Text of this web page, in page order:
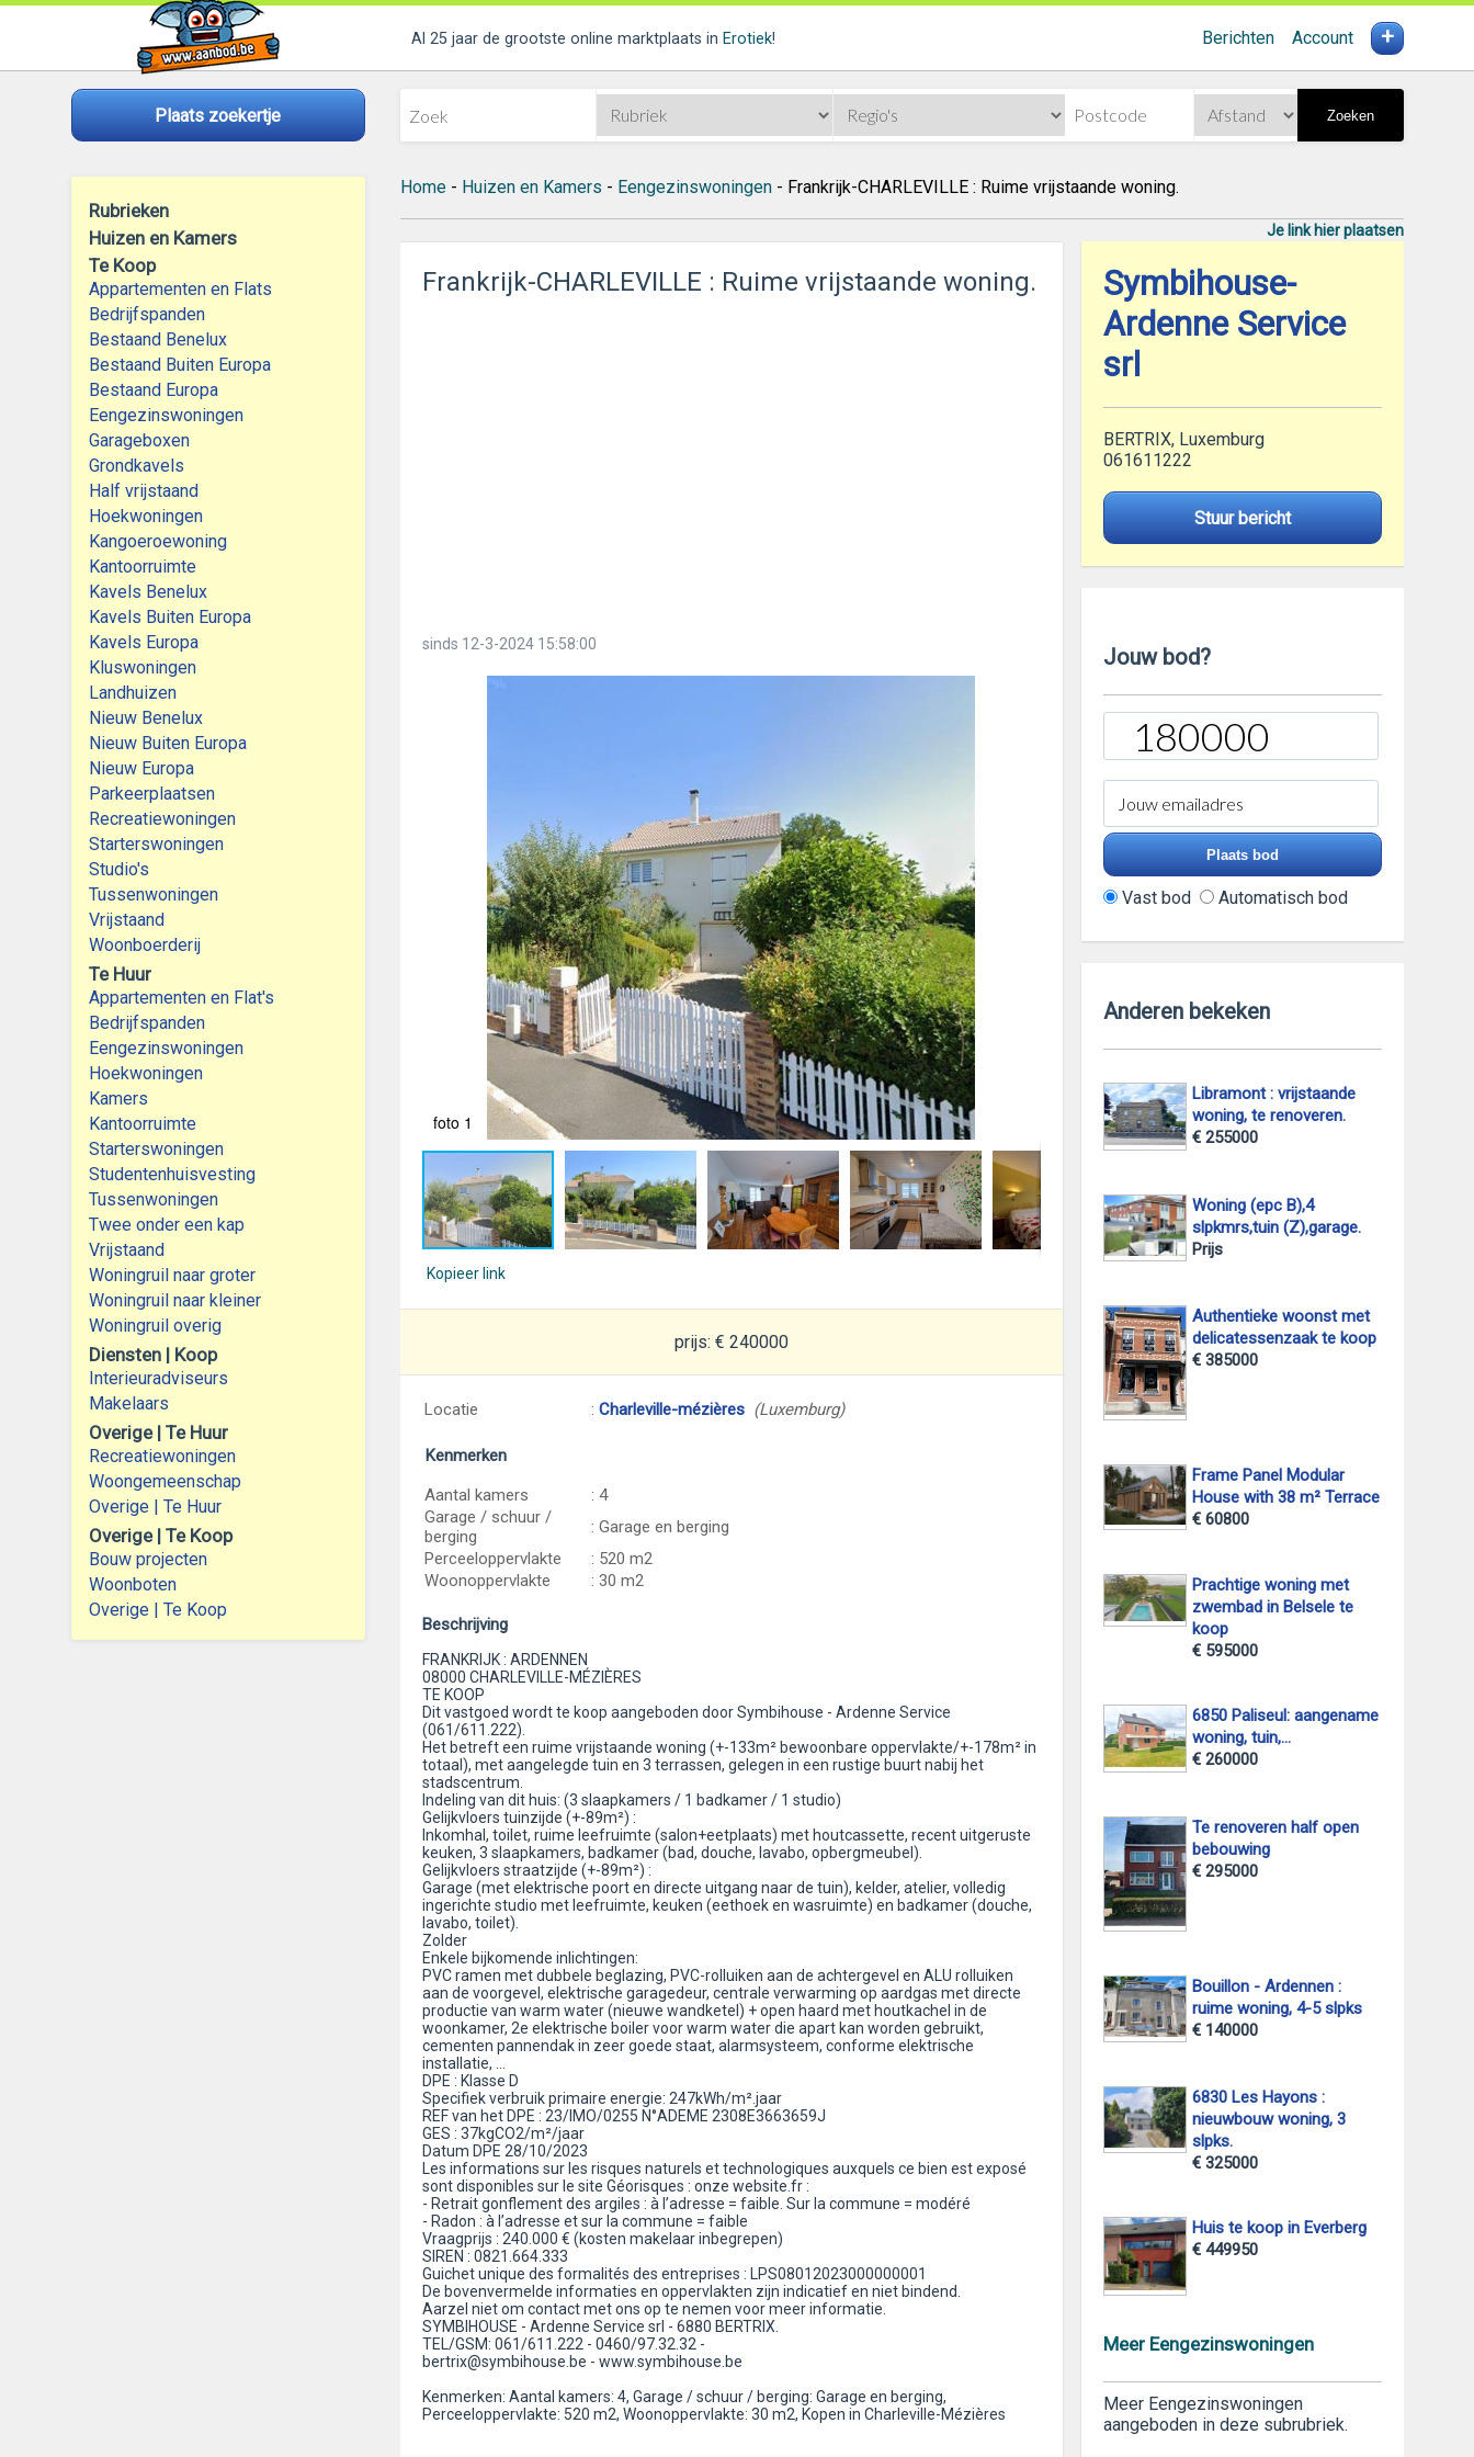
Al 25 jaar de grootste online marktplaats in Erotiek! Berichten Account +
Plaats zoekertje Zoeken
Rubrieken
Huizen en Kamers
Te Koop
Appartementen en Flats
Bedrijfspanden
Bestaand Benelux
Bestaand Buiten Europa
Bestaand Europa
Eengezinswoningen
Garageboxen
Grondkavels
Half vrijstaand
Hoekwoningen
Kangoeroewoning
Kantoorruimte
Kavels Benelux
Kavels Buiten Europa
Kavels Europa
Kluswoningen
Landhuizen
Nieuw Benelux
Nieuw Buiten Europa
Nieuw Europa
Parkeerplaatsen
Recreatiewoningen
Starterswoningen
Studio's
Tussenwoningen
Vrijstaand
Woonboerderij
Te Huur
Appartementen en Flat's
Bedrijfspanden
Eengezinswoningen
Hoekwoningen
Kamers
Kantoorruimte
Starterswoningen
Studentenhuisvesting
Tussenwoningen
Twee onder een kap
Vrijstaand
Woningruil naar groter
Woningruil naar kleiner
Woningruil overig
Diensten | Koop
Interieuradviseurs
Makelaars
Overige | Te Huur
Recreatiewoningen
Woongemeenschap
Overige | Te Huur
Overige | Te Koop
Bouw projecten
Woonboten
Overige | Te Koop
Home- Huizen en Kamers - Eengezinswoningen- Frankrijk-CHARLEVILLE : Ruime vrijstaande woning.
Je link hier plaatsen
Frankrijk-CHARLEVILLE : Ruime vrijstaande woning.
sinds 12-3-2024 15:58:00
foto 1
Kopieer link
prijs: € 240000
Locatie : Charleville-mézières (Luxemburg)
Kenmerken
Aantal kamers
: 4
Garage / schuur /
berging
: Garage en berging
Perceeloppervlakte
: 520 m2
Woonoppervlakte
: 30 m2
Beschrijving
FRANKRIJK : ARDENNEN
08000 CHARLEVILLE-MÉZIÈRES
TE KOOP
Dit vastgoed wordt te koop aangeboden door Symbihouse - Ardenne Service
(061/611.222).
Het betreft een ruime vrijstaande woning (+-133m² bewoonbare oppervlakte/+-178m² in
totaal), met aangelegde tuin en 3 terrassen, gelegen in een rustige buurt nabij het
stadscentrum.
Indeling van dit huis: (3 slaapkamers / 1 badkamer / 1 studio)
Gelijkvloers tuinzijde (+-89m²) :
Inkomhal, toilet, ruime leefruimte (salon+eetplaats) met houtcassette, recent uitgeruste
keuken, 3 slaapkamers, badkamer (bad, douche, lavabo, opbergmeubel).
Gelijkvloers straatzijde (+-89m²) :
Garage (met elektrische poort en directe uitgang naar de tuin), kelder, atelier, volledig
ingerichte studio met leefruimte, keuken (eethoek en wasruimte) en badkamer (douche,
lavabo, toilet).
Zolder
Enkele bijkomende inlichtingen:
PVC ramen met dubbele beglazing, PVC-rolluiken aan de achtergevel en ALU rolluiken
aan de voorgevel, elektrische garagedeur, centrale verwarming op aardgas met directe
productie van warm water (nieuwe wandketel) + open haard met houtkachel in de
woonkamer, 2e elektrische boiler voor warm water die apart kan worden gebruikt,
cementen pannendak in zeer goede staat, alarmsysteem, conforme elektrische
installatie, ...
DPE : Klasse D
Specifiek verbruik primaire energie: 247kWh/m².jaar
REF van het DPE : 23/IMO/0255 N°ADEME 2308E3663659J
GES : 37kgCO2/m²/jaar
Datum DPE 28/10/2023
Les informations sur les risques naturels et technologiques auxquels ce bien est exposé
sont disponibles sur le site Géorisques : onze website.fr :
- Retrait gonflement des argiles : à l’adresse = faible. Sur la commune = modéré
- Radon : à l’adresse et sur la commune = faible
Vraagprijs : 240.000 € (kosten makelaar inbegrepen)
SIREN : 0821.664.333
Guichet unique des formalités des entreprises : LPS08012023000000001
De bovenvermelde informaties en oppervlakten zijn indicatief en niet bindend.
Aarzel niet om contact met ons op te nemen voor meer informatie.
SYMBIHOUSE - Ardenne Service srl - 6880 BERTRIX.
TEL/GSM: 061/611.222 - 0460/97.32.32 -
bertrix@symbihouse.be - www.symbihouse.be
Kenmerken: Aantal kamers: 4, Garage / schuur / berging: Garage en berging,
Perceeloppervlakte: 520 m2, Woonoppervlakte: 30 m2, Kopen in Charleville-Mézières
Symbihouse-
Ardenne Service
srl
BERTRIX, Luxemburg
061611222
Stuur bericht
Jouw bod?
Vast bod Automatisch bod
Anderen bekeken
Libramont : vrijstaande
woning, te renoveren.
€ 255000
Woning (epc B),4
slpkmrs,tuin (Z),garage.
Prijs
Authentieke woonst met
delicatessenzaak te koop
€ 385000
Frame Panel Modular
House with 38 m² Terrace
€ 60800
Prachtige woning met
zwembad in Belsele te
koop
€ 595000
6850 Paliseul: aangename
woning, tuin,...
€ 260000
Te renoveren half open
bebouwing
€ 295000
Bouillon - Ardennen :
ruime woning, 4-5 slpks
€ 140000
6830 Les Hayons :
nieuwbouw woning, 3
slpks.
€ 325000
Huis te koop in Everberg
€ 449950
Meer Eengezinswoningen
Meer Eengezinswoningen
aangeboden in deze subrubriek.